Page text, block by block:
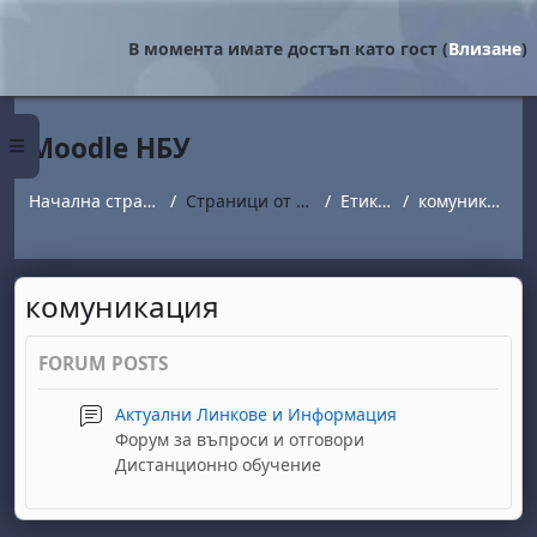
Страничен панел
В момента имате достъп като гост (Влизане)
Moodle НБУ
Начална страница Страници от сайта Етикети комуникация
комуникация
FORUM POSTS
Актуални Линкове и Информация
Форум за въпроси и отговори
Дистанционно обучение